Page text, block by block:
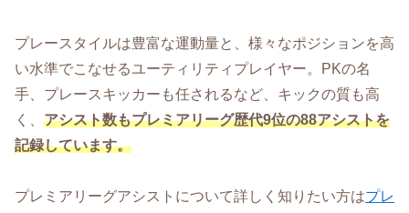
プレースタイルは豊富な運動量と、様々なポジションを高
い水準でこなせるユーティリティプレイヤー。PKの名
手、プレースキッカーも任されるなど、キックの質も高
く、 アシスト数もプレミアリーグ歴代9位の88アシストを
記録しています。
プレミアリーグアシストについて詳しく知りたい方はプレ